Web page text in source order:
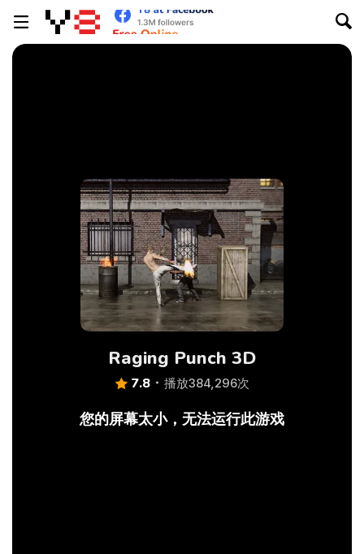
Raging Punch 3D
7.8 播放384,296次
您的屏幕太小，无法运行此游戏